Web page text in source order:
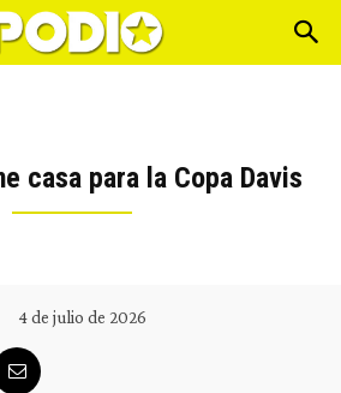
casa para la Copa Davis
4 de julio de 2026